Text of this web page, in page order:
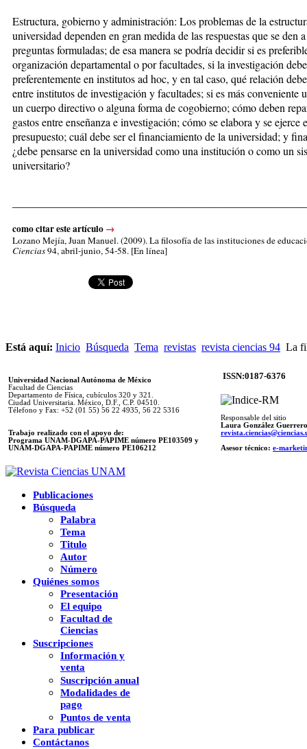
Estructura, gobierno y administración: Los problemas de la
universidad dependen en gran me­di­da de las respuestas que se den
preguntas formuladas; de esa ma­ne­ra se podría decidir si es
organización departamental o por facultades, si la investigación
preferentemente en institutos ad hoc, y en tal caso, qué relación
entre institutos de inves­ti­gación y facultades; si es más con­ve­niente
un cuerpo di­rec­ti­­vo o alguna forma de cogobierno; có­mo deben
gastos entre en­se­ñanza e investigación; cómo se ela­­bora y se ejerce
presupuesto; cuál ­debe ser el financiamiento de la uni­ver­si­dad; y
¿debe pensar­se en la uni­versidad como una institu­ción o como un
universitario?
como citar este artículo →
Lozano Mejía, Juan Manuel. (2009). La filosofía de las instituciones de
Ciencias94, abril-junio, 54-58. [En línea]
Está aquí: Inicio Búsqueda Tema revistas revista ciencias 94 La
Universidad Nacional Autónoma de México
Facultad de Ciencias
Departamento de Física, cubículos 320 y 321.
Ciudad Universitaria. México, D.F., C.P. 04510.
Télefono y Fax: +52 (01 55) 56 22 4935, 56 22 5316
Trabajo realizado con el apoyo de:
Programa UNAM-DGAPA-PAPIME número PE103509 y
UNAM-DGAPA-PAPIME número PE106212
ISSN:0187-6376
Responsable del sitio
Laura González Guerrero
Asesor técnico: e-
Publicaciones
Búsqueda
Palabra
Tema
Titulo
Autor
Número
Quiénes somos
Presentación
El equipo
Facultad de
Ciencias
Suscripciones
Información y
venta
Suscripción anual
Modalidades de
pago
Puntos de venta
Para publicar
Contáctanos